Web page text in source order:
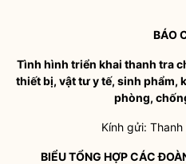
BÁO
Tình hình triển khai thanh tra
thiết bị, vật tư y tế, sinh phẩm,
phòng,
Kính gửi:
BIỂU TỔNG HỢP CÁC